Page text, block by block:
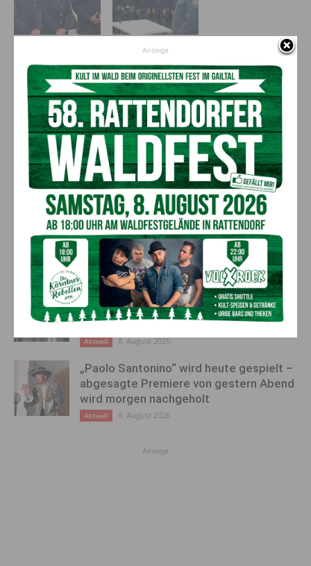
Vorheriger Artikel
VCÖ: Bezirk Hermagor ist
Kärntens Spitzenreiter bei
neuzugelassenen E-Pkw
Nächster Artikel
Der Kiwanis-Club Gailtal hat
einen neuen Präsidenten
AKTUELLES
Ein langes Leben ging zu Ende: Anna
Stulier im 106. Lebensjahr verstorben
Aktuell 8. August 2026
Ehrung für 50 Jahre Chorleitung:
Kärntner Lorbeer in Gold für Herwig
Schwarz
Aktuell 8. August 2026
„Paolo Santonino“ wird heute gespielt –
abgesagte Premiere von gestern Abend
wird morgen nachgeholt
Aktuell 8. August 2026
Anzeige
Anzeige